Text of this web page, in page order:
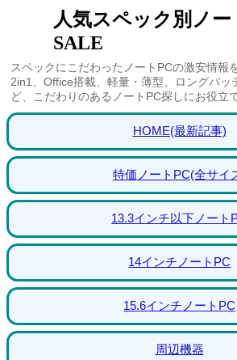
人気スペック別ノー
SALE
スペックにこだわったノートPCの激安情報
2in1、Office搭載、軽量・薄型、ロングバッ
ど、こだわりのあるノートPC探しにお役立
HOME(最新記事)
特価ノートPC(全サイ
13.3インチ以下ノート
14インチノートPC
15.6インチノートPC
周辺機器